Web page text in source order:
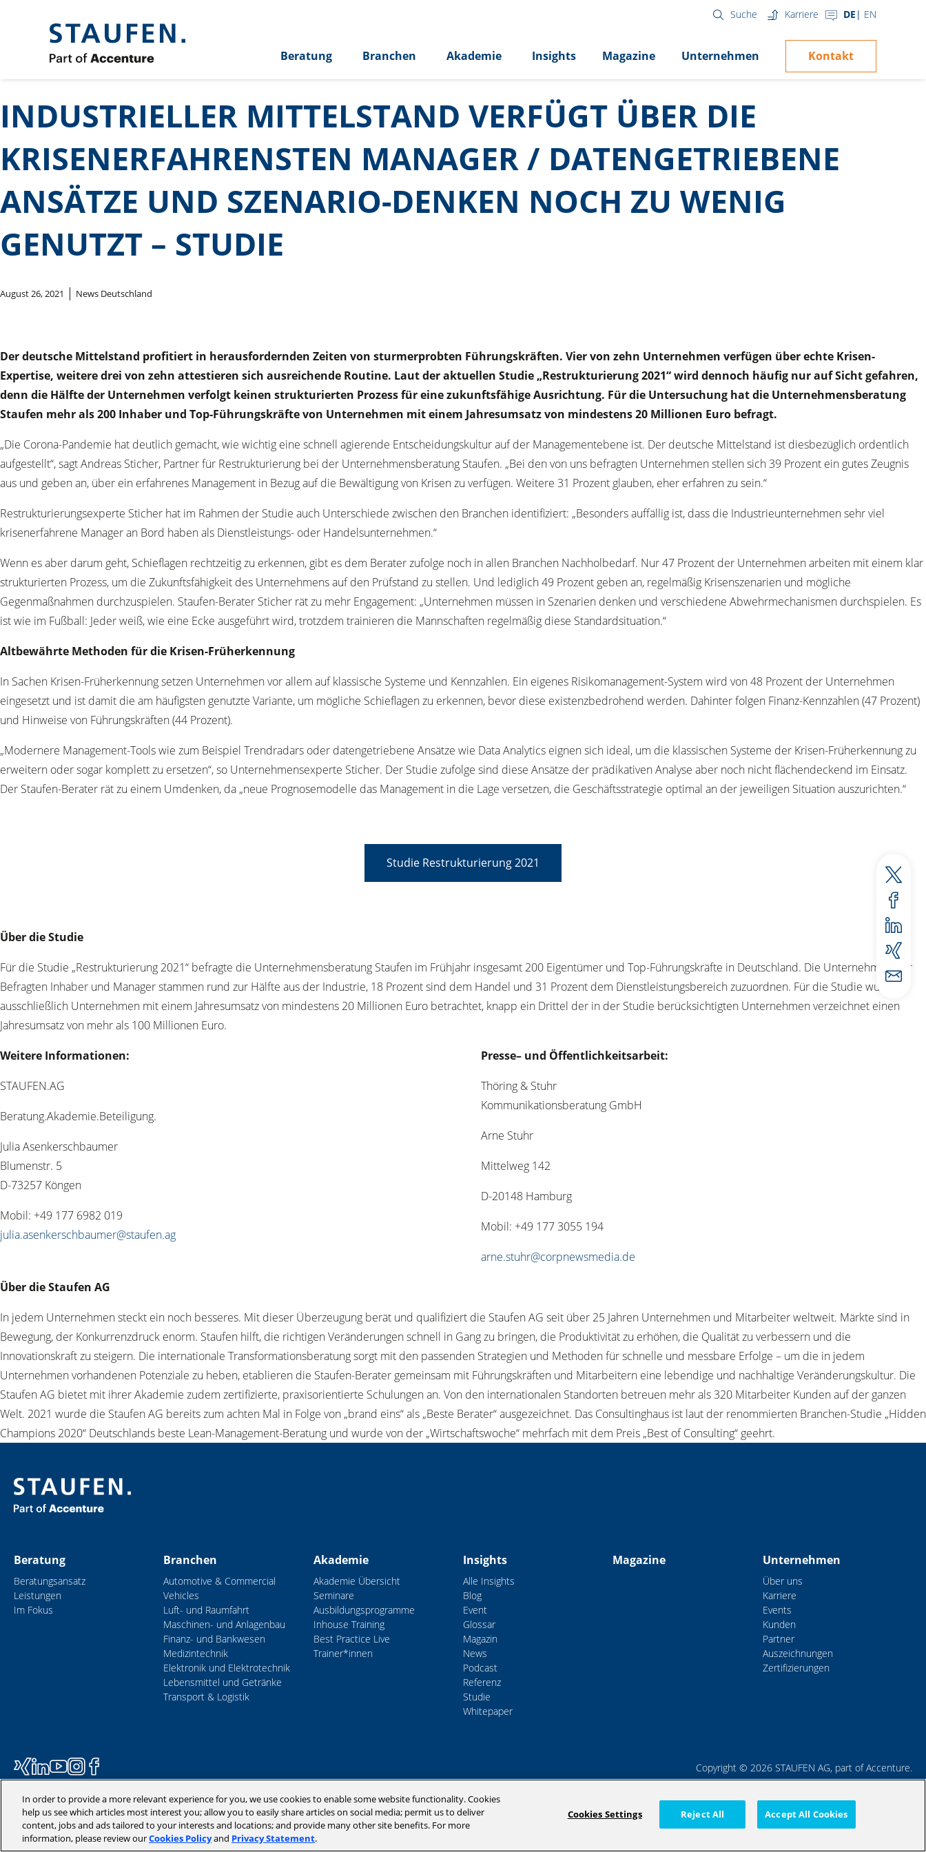
Suche Karriere DE EN
Beratung Branchen Akademie Insights Magazine Unternehmen Kontakt
INDUSTRIELLER MITTELSTAND VERFÜGT ÜBER DIE
KRISENERFAHRENSTEN MANAGER / DATENGETRIEBENE
ANSÄTZE UND SZENARIO-DENKEN NOCH ZU WENIG
GENUTZT – STUDIE
August 26, 2021 News Deutschland
Der deutsche Mittelstand profitiert in herausfordernden Zeiten von sturmerprobten Führungskräften. Vier von zehn Unternehmen verfügen über echte Krisen-
Expertise, weitere drei von zehn attestieren sich ausreichende Routine. Laut der aktuellen Studie „Restrukturierung 2021“ wird dennoch häufig nur auf Sicht gefahren,
denn die Hälfte der Unternehmen verfolgt keinen strukturierten Prozess für eine zukunftsfähige Ausrichtung. Für die Untersuchung hat die Unternehmensberatung
Staufen mehr als 200 Inhaber und Top-Führungskräfte von Unternehmen mit einem Jahresumsatz von mindestens 20 Millionen Euro befragt.
„Die Corona-Pandemie hat deutlich gemacht, wie wichtig eine schnell agierende Entscheidungskultur auf der Managementebene ist. Der deutsche Mittelstand ist diesbezüglich ordentlich
aufgestellt“, sagt Andreas Sticher, Partner für Restrukturierung bei der Unternehmensberatung Staufen. „Bei den von uns befragten Unternehmen stellen sich 39 Prozent ein gutes Zeugnis
aus und geben an, über ein erfahrenes Management in Bezug auf die Bewältigung von Krisen zu verfügen. Weitere 31 Prozent glauben, eher erfahren zu sein.“
Restrukturierungsexperte Sticher hat im Rahmen der Studie auch Unterschiede zwischen den Branchen identifiziert: „Besonders auffällig ist, dass die Industrieunternehmen sehr viel
krisenerfahrene Manager an Bord haben als Dienstleistungs- oder Handelsunternehmen.“
Wenn es aber darum geht, Schieflagen rechtzeitig zu erkennen, gibt es dem Berater zufolge noch in allen Branchen Nachholbedarf. Nur 47 Prozent der Unternehmen arbeiten mit einem klar
strukturierten Prozess, um die Zukunftsfähigkeit des Unternehmens auf den Prüfstand zu stellen. Und lediglich 49 Prozent geben an, regelmäßig Krisenszenarien und mögliche
Gegenmaßnahmen durchzuspielen. Staufen-Berater Sticher rät zu mehr Engagement: „Unternehmen müssen in Szenarien denken und verschiedene Abwehrmechanismen durchspielen. Es
ist wie im Fußball: Jeder weiß, wie eine Ecke ausgeführt wird, trotzdem trainieren die Mannschaften regelmäßig diese Standardsituation.“
Altbewährte Methoden für die Krisen-Früherkennung
In Sachen Krisen-Früherkennung setzen Unternehmen vor allem auf klassische Systeme und Kennzahlen. Ein eigenes Risikomanagement-System wird von 48 Prozent der Unternehmen
eingesetzt und ist damit die am häufigsten genutzte Variante, um mögliche Schieflagen zu erkennen, bevor diese existenzbedrohend werden. Dahinter folgen Finanz-Kennzahlen (47 Prozent)
und Hinweise von Führungskräften (44 Prozent).
„Modernere Management-Tools wie zum Beispiel Trendradars oder datengetriebene Ansätze wie Data Analytics eignen sich ideal, um die klassischen Systeme der Krisen-Früherkennung zu
erweitern oder sogar komplett zu ersetzen“, so Unternehmensexperte Sticher. Der Studie zufolge sind diese Ansätze der prädikativen Analyse aber noch nicht flächendeckend im Einsatz.
Der Staufen-Berater rät zu einem Umdenken, da „neue Prognosemodelle das Management in die Lage versetzen, die Geschäftsstrategie optimal an der jeweiligen Situation auszurichten.“
Studie Restrukturierung 2021
Über die Studie
Für die Studie „Restrukturierung 2021“ befragte die Unternehmensberatung Staufen im Frühjahr insgesamt 200 Eigentümer und Top-Führungskräfte in Deutschland. Die Unternehmen der
Befragten Inhaber und Manager stammen rund zur Hälfte aus der Industrie, 18 Prozent sind dem Handel und 31 Prozent dem Dienstleistungsbereich zuzuordnen. Für die Studie wurden
ausschließlich Unternehmen mit einem Jahresumsatz von mindestens 20 Millionen Euro betrachtet, knapp ein Drittel der in der Studie berücksichtigten Unternehmen verzeichnet einen
Jahresumsatz von mehr als 100 Millionen Euro.
Weitere Informationen:
STAUFEN.AG
Beratung.Akademie.Beteiligung.
Julia Asenkerschbaumer
Blumenstr. 5
D-73257 Köngen
Mobil: +49 177 6982 019
julia.asenkerschbaumer@staufen.ag
Presse–und Öffentlichkeitsarbeit:
Thöring & Stuhr
Kommunikationsberatung GmbH
Arne Stuhr
Mittelweg 142
D-20148 Hamburg
Mobil: +49 177 3055 194
arne.stuhr@corpnewsmedia.de
Über die Staufen AG
In jedem Unternehmen steckt ein noch besseres. Mit dieser Überzeugung berät und qualifiziert die Staufen AG seit über 25 Jahren Unternehmen und Mitarbeiter weltweit. Märkte sind in
Bewegung, der Konkurrenzdruck enorm. Staufen hilft, die richtigen Veränderungen schnell in Gang zu bringen, die Produktivität zu erhöhen, die Qualität zu verbessern und die
Innovationskraft zu steigern. Die internationale Transformationsberatung sorgt mit den passenden Strategien und Methoden für schnelle und messbare Erfolge – um die in jedem
Unternehmen vorhandenen Potenziale zu heben, etablieren die Staufen-Berater gemeinsam mit Führungskräften und Mitarbeitern eine lebendige und nachhaltige Veränderungskultur. Die
Staufen AG bietet mit ihrer Akademie zudem zertifizierte, praxisorientierte Schulungen an. Von den internationalen Standorten betreuen mehr als 320 Mitarbeiter Kunden auf der ganzen
Welt. 2021 wurde die Staufen AG bereits zum achten Mal in Folge von „brand eins“ als „Beste Berater“ ausgezeichnet. Das Consultinghaus ist laut der renommierten Branchen-Studie „Hidden
Champions 2020“ Deutschlands beste Lean-Management-Beratung und wurde von der „Wirtschaftswoche“ mehrfach mit dem Preis „Best of Consulting“ geehrt.
Beratung
Beratungsansatz
Leistungen
Im Fokus
Branchen
Automotive & Commercial
Vehicles
Luft- und Raumfahrt
Maschinen- und Anlagenbau
Finanz- und Bankwesen
Medizintechnik
Elektronik und Elektrotechnik
Lebensmittel und Getränke
Transport & Logistik
Akademie
Akademie Übersicht
Seminare
Ausbildungsprogramme
Inhouse Training
Best Practice Live
Trainer*innen
Insights
Alle Insights
Blog
Event
Glossar
Magazin
News
Podcast
Referenz
Studie
Whitepaper
Magazine Unternehmen
Über uns
Karriere
Events
Kunden
Partner
Auszeichnungen
Zertifizierungen
Copyright © 2026 STAUFEN AG, part of Accenture.
DatenschutzrichtlinienCookie PolicyImpressum / AGBCode of Conduct
In order to provide a more relevant experience for you, we use cookies to enable some website functionality. Cookies
help us see which articles most interest you; allow you to easily share articles on social media; permit us to deliver
content, jobs and ads tailored to your interests and locations; and provide many other site benefits. For more
information, please review ourCookies Policyand Privacy Statement.
Cookies Settings Reject All Accept All Cookies